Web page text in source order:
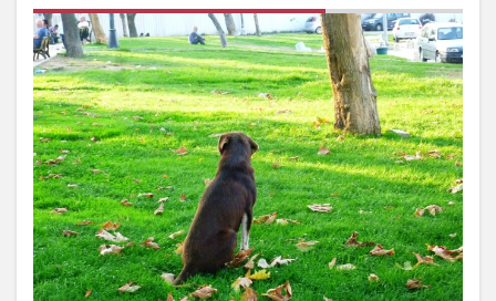
プ
を
利
用
す
る